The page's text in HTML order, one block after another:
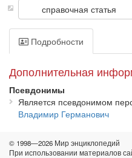
справочная статья
Подробности
Дополнительная
Псевдонимы
Является псевдонимом
Владимир Германович
© 1998—2026 Мир энциклопедий
При использовании материалов